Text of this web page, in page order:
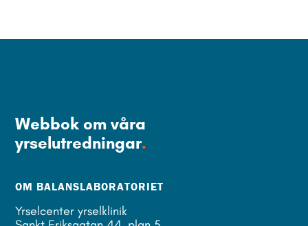
Webbok om våra
yrselutredningar.
OM BALANSLABORATORIET
Yrselcenter yrselklinik